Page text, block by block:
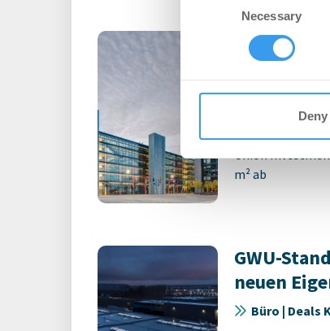
We use cookies to
other information that
Necessary
Deny
Büro | Deals
Union
m² ab
GWU-
neuen
Büro | Deals